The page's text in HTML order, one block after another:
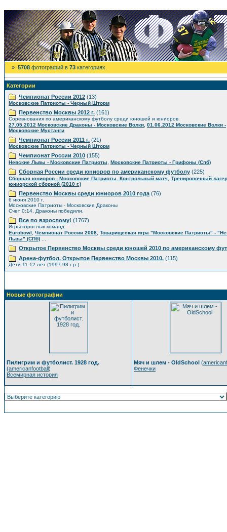
» 5708 фотографий в 73 категориях.
Категории
Чемпионат России 2012 (13)
Московские Патриоты - Черный Шторм
Первенство Москвы 2012 г. (161)
Соревнования по американскому футболу среди юношей и юниоров.
27.05.2012 Московские Драконы - Московские Волки 01.06.2012 Московские Волки -
Московские Мустанги
Чемпионат России 2011 г. (21)
Московские Патриоты - Черный Шторм
Чемпионат России 2010 (155)
Невские Львы - Московские Патриоты Московские Патриоты - Грифоны (Спб)
Сборная России среди юниоров по американскому футболу (225)
Сборная юниоров - Московские Патриоты. Контрольный матч Тренировочный
юниорской сборной (2010 г.)
Первенство Москвы среди юниоров 2010 года (76)
6 июня 2010 г.
Московские Патриоты - Московские Драконы
Счет 0:14. Драконы победили.
Все по взрослому! (1767)
Игры взрослых команд
Eurobowl
Чемпионат России 2008 Товарищеская игра "Московские Патриоты" -
Львы" (СПб)
Открытое Первенство Москвы среди юношей 2010 по американскому
Арена-футбол. Открытое Первенство Москвы 2010. (115)
Дети 11-12 лет (1997-98 г.р.)
Новые фотографии
Пилигрим и футболист. 1928 год.
(americanfootball)
Всемирная история
Мяч и шлем - OldSchool (
Фенечки